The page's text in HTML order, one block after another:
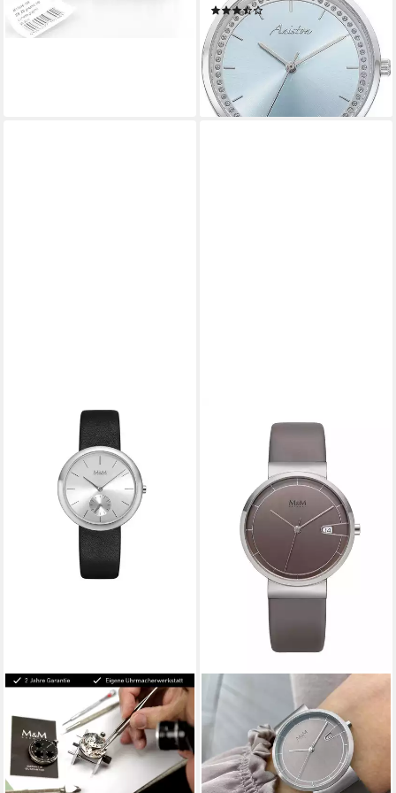
lieferbar - in 2-3 Werktagen bei dir
29,17 € UVP 49,99 €
-42%
lieferbar - in 1-2 Werktagen bei dir